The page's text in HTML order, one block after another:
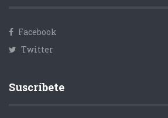
Facebook
Twitter
Suscríbete